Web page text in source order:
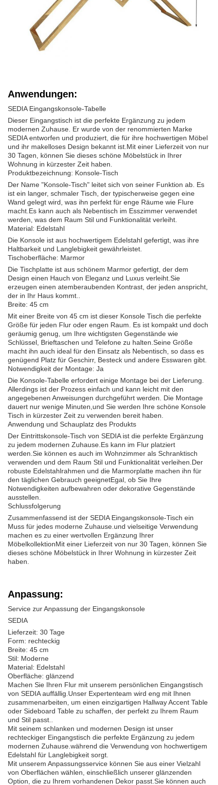
Anwendungen:
SEDIA Eingangskonsole-Tabelle
Dieser Eingangstisch ist die perfekte Ergänzung zu jedem
modernen Zuhause. Er wurde von der renommierten Marke
SEDIA entworfen und produziert, die für ihre hochwertigen Möbel
und ihr makelloses Design bekannt ist.Mit einer Lieferzeit von nur
30 Tagen, können Sie dieses schöne Möbelstück in Ihrer
Wohnung in kürzester Zeit haben.
Produktbezeichnung: Konsole-Tisch
Der Name "Konsole-Tisch" leitet sich von seiner Funktion ab. Es
ist ein langer, schmaler Tisch, der typischerweise gegen eine
Wand gelegt wird, was ihn perfekt für enge Räume wie Flure
macht.Es kann auch als Nebentisch im Esszimmer verwendet
werden, was dem Raum Stil und Funktionalität verleiht.
Material: Edelstahl
Die Konsole ist aus hochwertigem Edelstahl gefertigt, was ihre
Haltbarkeit und Langlebigkeit gewährleistet.
Tischoberfläche: Marmor
Die Tischplatte ist aus schönem Marmor gefertigt, der dem
Design einen Hauch von Eleganz und Luxus verleiht.Sie
erzeugen einen atemberaubenden Kontrast, der jeden anspricht,
der in Ihr Haus kommt..
Breite: 45 cm
Mit einer Breite von 45 cm ist dieser Konsole Tisch die perfekte
Größe für jeden Flur oder engen Raum. Es ist kompakt und doch
geräumig genug, um Ihre wichtigsten Gegenstände wie
Schlüssel, Brieftaschen und Telefone zu halten.Seine Größe
macht ihn auch ideal für den Einsatz als Nebentisch, so dass es
genügend Platz für Geschirr, Besteck und andere Esswaren gibt.
Notwendigkeit der Montage: Ja
Die Konsole-Tabelle erfordert einige Montage bei der Lieferung.
Allerdings ist der Prozess einfach und kann leicht mit den
angegebenen Anweisungen durchgeführt werden. Die Montage
dauert nur wenige Minuten,und Sie werden Ihre schöne Konsole
Tisch in kürzester Zeit zu verwenden bereit haben.
Anwendung und Schauplatz des Produkts
Der Eintrittskonsole-Tisch von SEDIA ist die perfekte Ergänzung
zu jedem modernen Zuhause.Es kann im Flur platziert
werden.Sie können es auch im Wohnzimmer als Schranktisch
verwenden und dem Raum Stil und Funktionalität verleihen.Der
robuste Edelstahlrahmen und die Marmorplatte machen ihn für
den täglichen Gebrauch geeignetEgal, ob Sie Ihre
Notwendigkeiten aufbewahren oder dekorative Gegenstände
ausstellen.
Schlussfolgerung
Zusammenfassend ist der SEDIA Eingangskonsole-Tisch ein
Muss für jedes moderne Zuhause.und vielseitige Verwendung
machen es zu einer wertvollen Ergänzung Ihrer
MöbelkollektionMit einer Lieferzeit von nur 30 Tagen, können Sie
dieses schöne Möbelstück in Ihrer Wohnung in kürzester Zeit
haben.
Anpassung:
Service zur Anpassung der Eingangskonsole
SEDIA
Lieferzeit: 30 Tage
Form: rechteckig
Breite: 45 cm
Stil: Moderne
Material: Edelstahl
Oberfläche: glänzend
Machen Sie Ihren Flur mit unserem persönlichen Eingangstisch
von SEDIA auffällig.Unser Expertenteam wird eng mit Ihnen
zusammenarbeiten, um einen einzigartigen Hallway Accent Table
oder Sideboard Table zu schaffen, der perfekt zu Ihrem Raum
und Stil passt..
Mit seinem schlanken und modernen Design ist unser
rechteckiger Eingangstisch die perfekte Ergänzung zu jedem
modernen Zuhause.während die Verwendung von hochwertigem
Edelstahl für Langlebigkeit sorgt.
Mit unserem Anpassungsservice können Sie aus einer Vielzahl
von Oberflächen wählen, einschließlich unserer glänzenden
Option, die zu Ihrem vorhandenen Dekor passt.Sie können auch